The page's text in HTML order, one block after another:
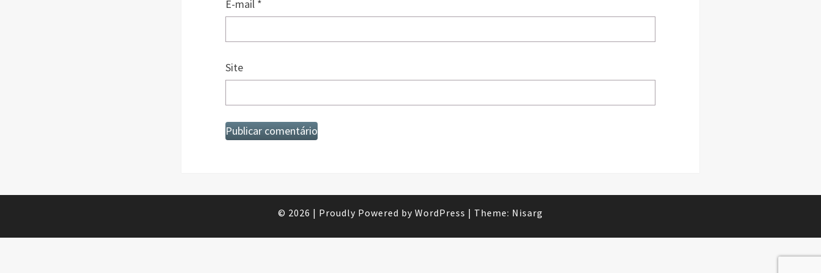
E-mail *
Site
© 2026 | Proudly Powered by WordPress | Theme: Nisarg